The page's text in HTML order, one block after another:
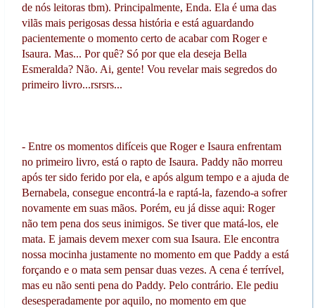
de nós leitoras tbm). Principalmente, Enda. Ela é uma das
vilãs mais perigosas dessa história e está aguardando
pacientemente o momento certo de acabar com Roger e
Isaura. Mas... Por quê? Só por que ela deseja Bella
Esmeralda? Não. Ai, gente! Vou revelar mais segredos do
primeiro livro...rsrsrs...
- Entre os momentos difíceis que Roger e Isaura enfrentam
no primeiro livro, está o rapto de Isaura. Paddy não morreu
após ter sido ferido por ela, e após algum tempo e a ajuda de
Bernabela, consegue encontrá-la e raptá-la, fazendo-a sofrer
novamente em suas mãos. Porém, eu já disse aqui: Roger
não tem pena dos seus inimigos. Se tiver que matá-los, ele
mata. E jamais devem mexer com sua Isaura. Ele encontra
nossa mocinha justamente no momento em que Paddy a está
forçando e o mata sem pensar duas vezes. A cena é terrível,
mas eu não senti pena do Paddy. Pelo contrário. Ele pediu
desesperadamente por aquilo, no momento em que